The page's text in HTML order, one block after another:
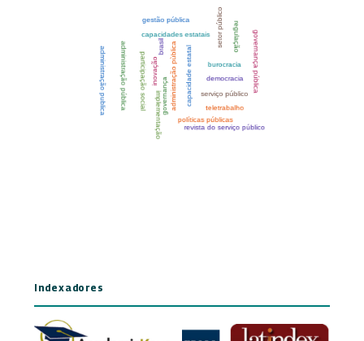
Indexadores